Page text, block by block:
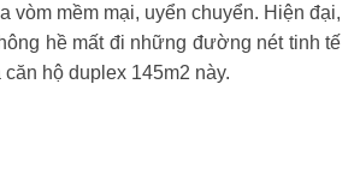
vòm mềm mại, uyển chuyển. Hiện đại,
hề mất đi những đường nét tinh tế
căn hộ duplex 145m2 này.